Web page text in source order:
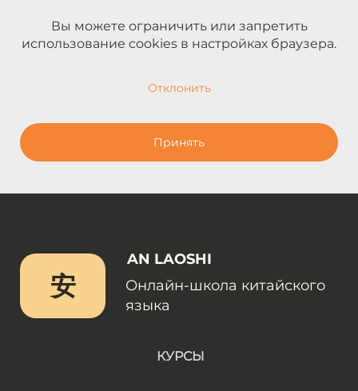
Вы можете ограничить или запретить
использование cookies в настройках браузера.
Отклонить
Принять
安
AN LAOSHI
Онлайн-школа китайского
языка
КУРСЫ